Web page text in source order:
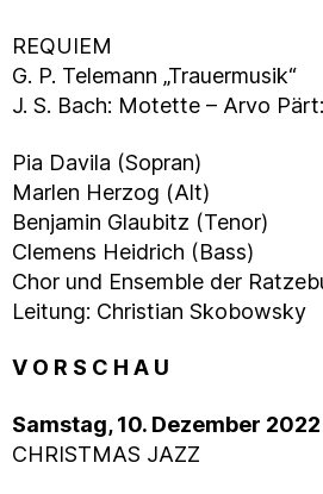
REQUIEM
G. P. Telemann „Trauermusik“
J. S. Bach: Motette – Arvo
Pia Davila (Sopran)
Marlen Herzog (Alt)
Benjamin Glaubitz (Tenor)
Clemens Heidrich (Bass)
Chor und Ensemble der
Leitung: Christian Skobowsky
V O R S C H A U
Samstag, 10. Dezember 2022
CHRISTMAS JAZZ